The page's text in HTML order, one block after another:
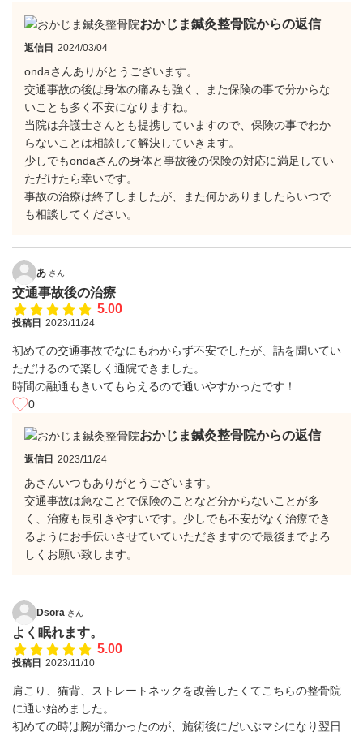
おかじま鍼灸整骨院からの返信
返信日 2024/03/04
ondaさんありがとうございます。
交通事故の後は身体の痛みも強く、また保険の事で分からな
いことも多く不安になりますね。
当院は弁護士さんとも提携していますので、保険の事でわか
らないことは相談して解決していきます。
少しでもondaさんの身体と事故後の保険の対応に満足してい
ただけたら幸いです。
事故の治療は終了しましたが、また何かありましたらいつで
も相談してください。
あ さん
交通事故後の治療
5.00
投稿日 2023/11/24
初めての交通事故でなにもわからず不安でしたが、話を聞いてい
ただけるので楽しく通院できました。
時間の融通もきいてもらえるので通いやすかったです！
0
おかじま鍼灸整骨院からの返信
返信日 2023/11/24
あさんいつもありがとうございます。
交通事故は急なことで保険のことなど分からないことが多
く、治療も長引きやすいです。少しでも不安がなく治療でき
るようにお手伝いさせていていただきますので最後までよろ
しくお願い致します。
Dsora さん
よく眠れます。
5.00
投稿日 2023/11/10
肩こり、猫背、ストレートネックを改善したくてこちらの整骨院
に通い始めました。
初めての時は腕が痛かったのが、施術後にだいぶマシになり翌日